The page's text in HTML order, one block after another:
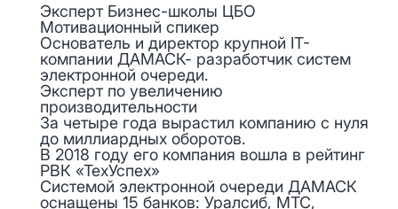
Эксперт Бизнес-школы ЦБО
Мотивационный спикер
Основатель и директор крупной IT-
компании ДАМАСК- разработчик систем
электронной очереди.
Эксперт по увеличению
производительности
За четыре года вырастил компанию с нуля
до миллиардных оборотов.
В 2018 году его компания вошла в рейтинг
РВК «ТехУспех»
Системой электронной очереди ДАМАСК
оснащены 15 банков: Уралсиб, МТС,